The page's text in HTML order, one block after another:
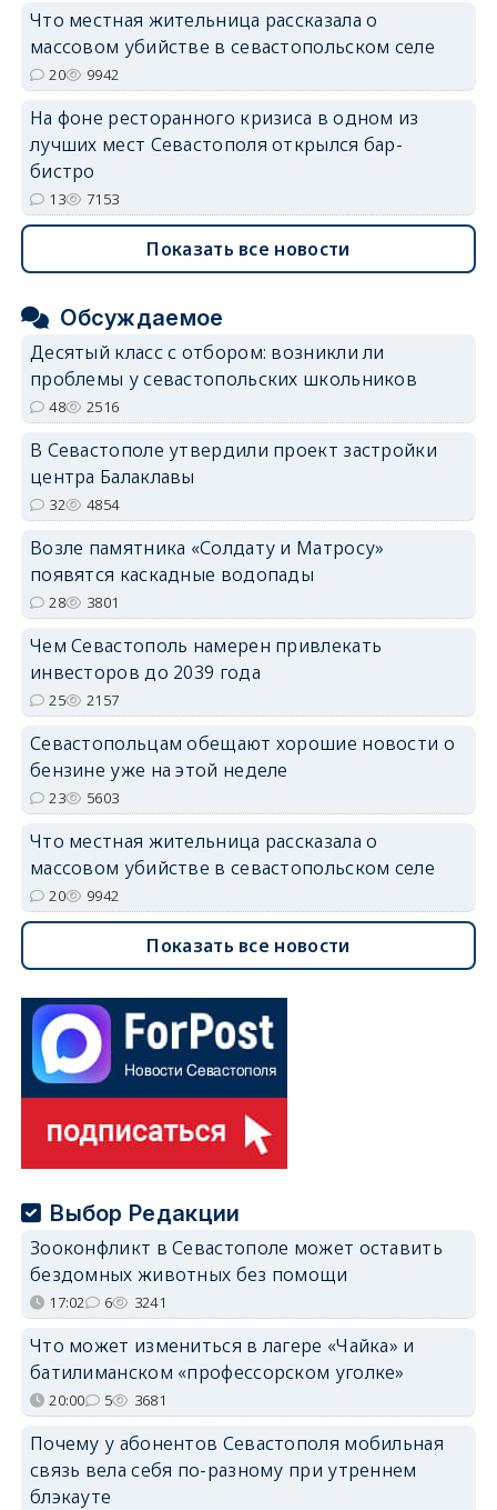
Что местная жительница рассказала о
массовом убийстве в севастопольском селе
20 9942
На фоне ресторанного кризиса в одном из
лучших мест Севастополя открылся бар-
бистро
13 7153
Показать все новости
Обсуждаемое
Десятый класс с отбором: возникли ли
проблемы у севастопольских школьников
48 2516
В Севастополе утвердили проект застройки
центра Балаклавы
32 4854
Возле памятника «Солдату и Матросу»
появятся каскадные водопады
28 3801
Чем Севастополь намерен привлекать
инвесторов до 2039 года
25 2157
Севастопольцам обещают хорошие новости о
бензине уже на этой неделе
23 5603
Что местная жительница рассказала о
массовом убийстве в севастопольском селе
20 9942
Показать все новости
Выбор Редакции
Зооконфликт в Севастополе может оставить
бездомных животных без помощи
17:02 6 3241
Что может измениться в лагере «Чайка» и
батилиманском «профессорском уголке»
20:00 5 3681
Почему у абонентов Севастополя мобильная
связь вела себя по-разному при утреннем
блэкауте